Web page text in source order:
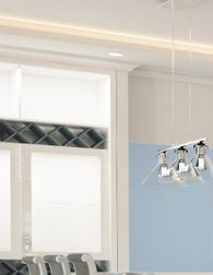
8eeb620a-2b69-47f8-